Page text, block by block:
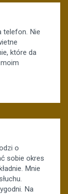
telefon. Nie
które da
o
sobie okres
Mnie
Na